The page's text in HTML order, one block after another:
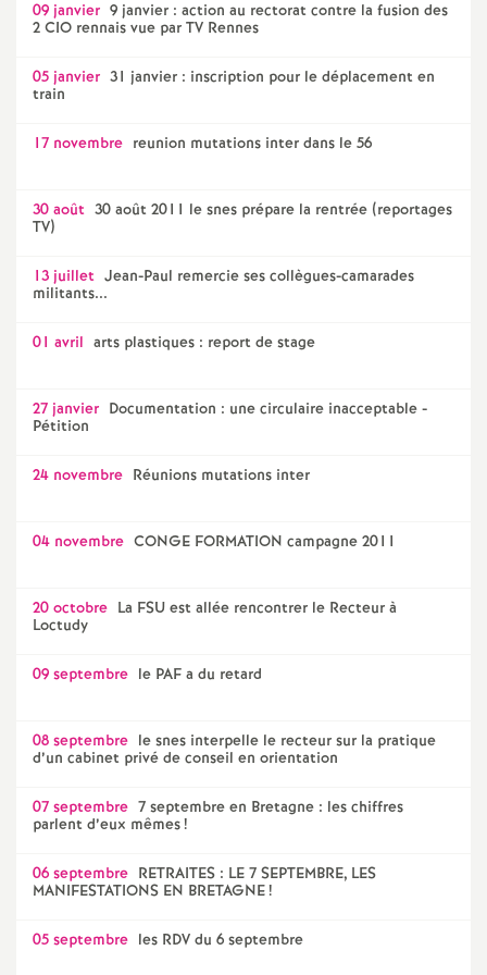
09 janvier 9 janvier : action au rectorat contre la fusion des
2 CIO rennais vue par TV Rennes
05 janvier 31 janvier : inscription pour le déplacement en
train
17 novembre reunion mutations inter dans le 56
30 août 30 août 2011 le snes prépare la rentrée (reportages
TV)
13 juillet Jean-Paul remercie ses collègues-camarades
militants...
01 avril arts plastiques : report de stage
27 janvier Documentation : une circulaire inacceptable -
Pétition
24 novembre Réunions mutations inter
04 novembre CONGE FORMATION campagne 2011
20 octobre La FSU est allée rencontrer le Recteur à
Loctudy
09 septembre le PAF a du retard
08 septembre le snes interpelle le recteur sur la pratique
d’un cabinet privé de conseil en orientation
07 septembre 7 septembre en Bretagne : les chiffres
parlent d’eux mêmes!
06 septembre RETRAITES : LE 7 SEPTEMBRE, LES
MANIFESTATIONS EN BRETAGNE!
05 septembre les RDV du 6 septembre